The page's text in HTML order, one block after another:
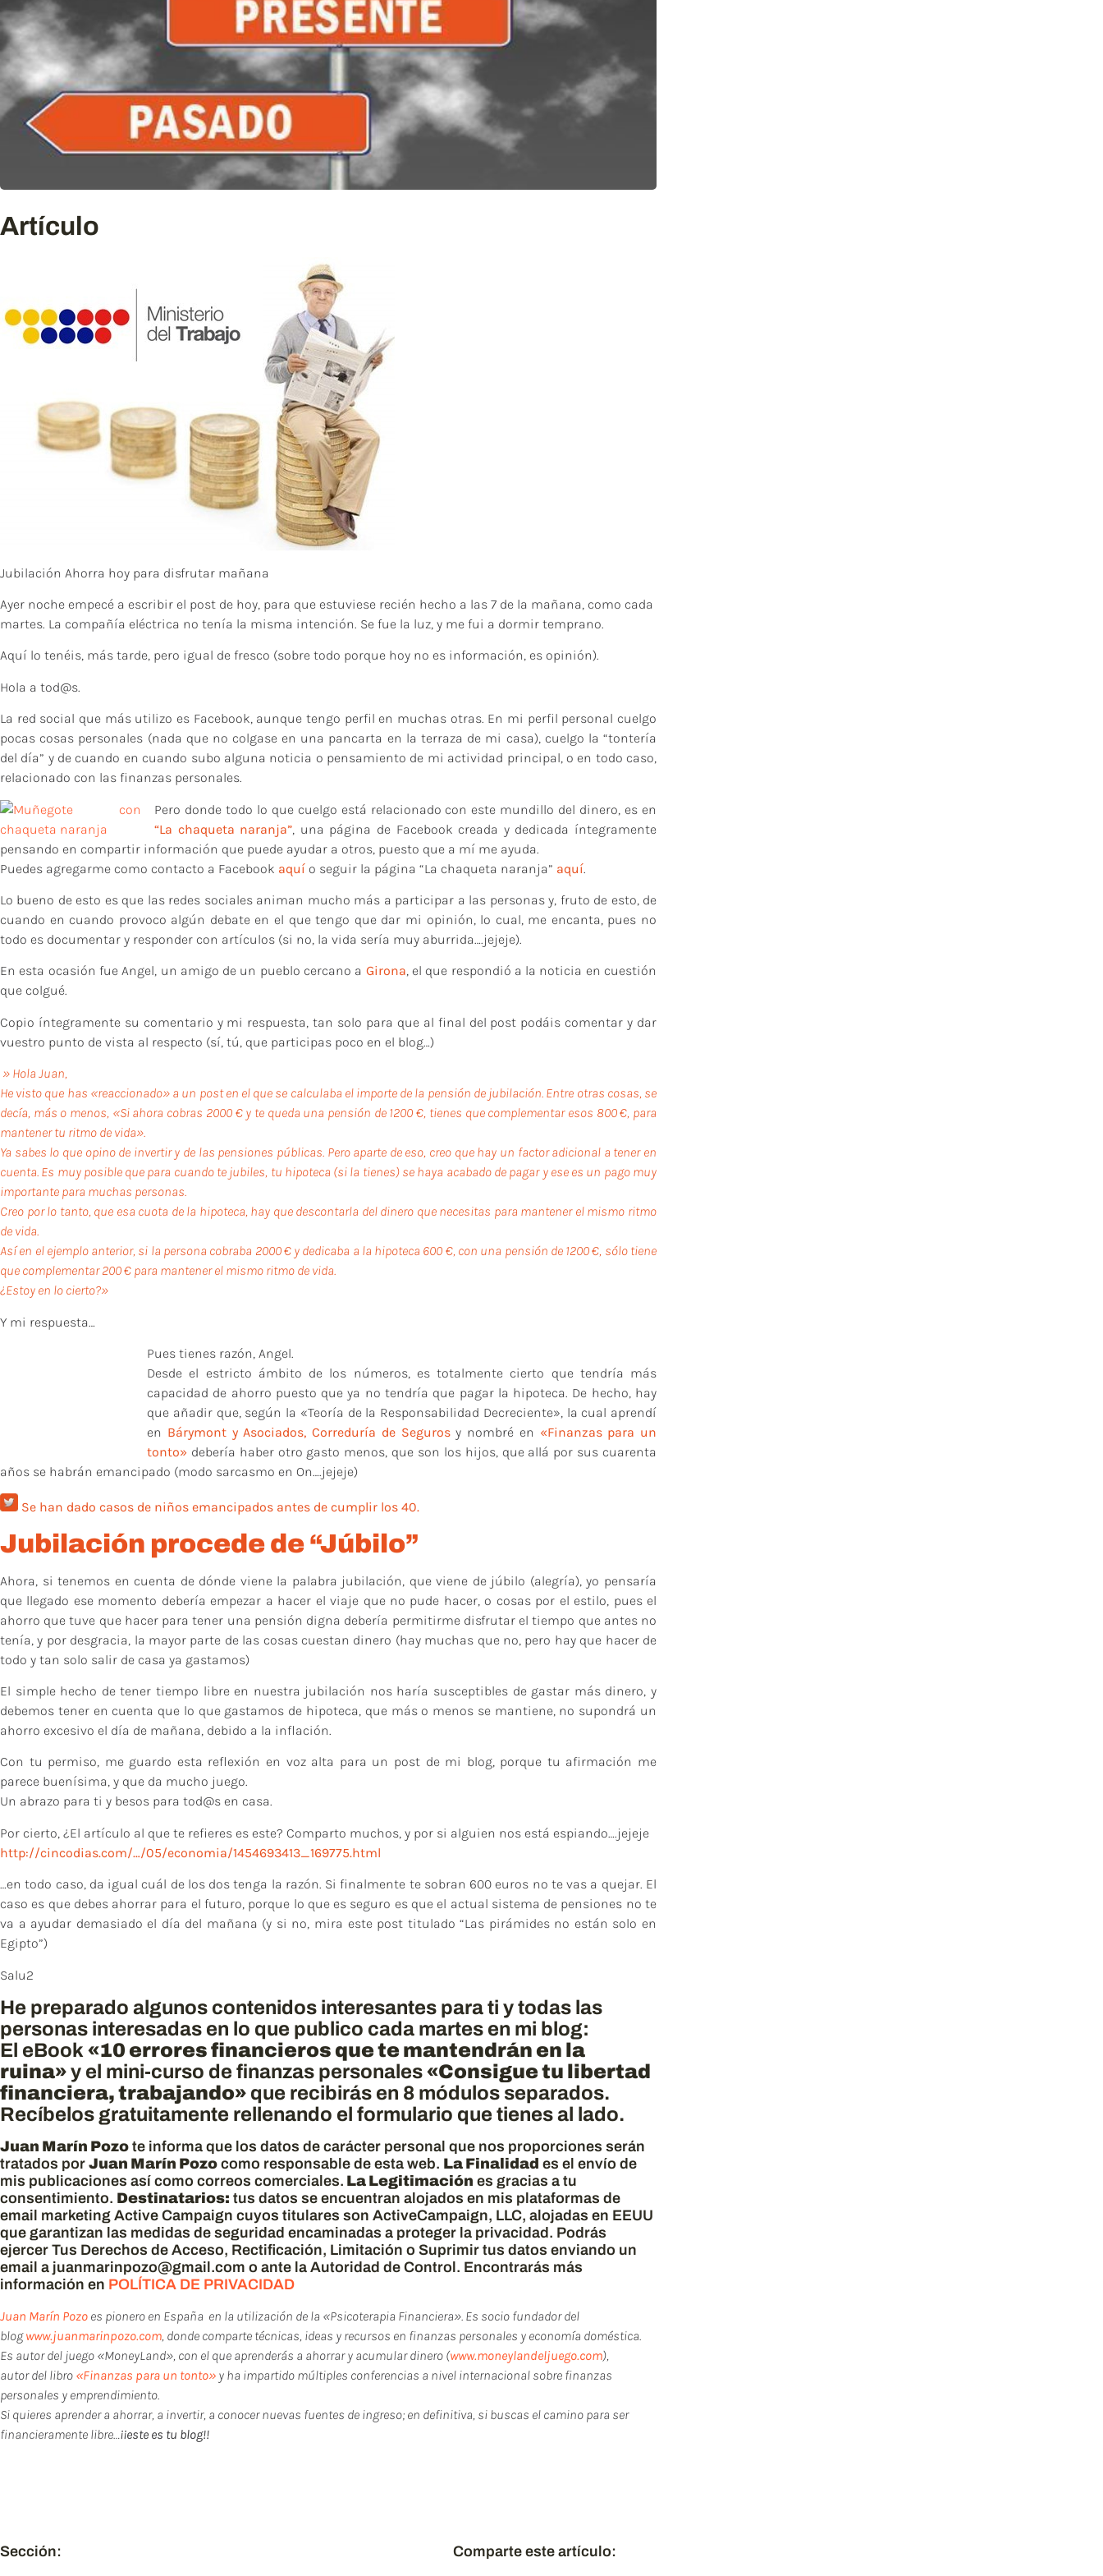
Artículo
Jubilación Ahorra hoy para disfrutar mañana
Ayer noche empecé a escribir el post de hoy, para que estuviese recién hecho a las 7 de la mañana, como cada
martes. La compañía eléctrica no tenía la misma intención. Se fue la luz, y me fui a dormir temprano.
Aquí lo tenéis, más tarde, pero igual de fresco (sobre todo porque hoy no es información, es opinión).
Hola a tod@s.
La red social que más utilizo es Facebook, aunque tengo perfil en muchas otras. En mi perfil personal cuelgo
pocas cosas personales (nada que no colgase en una pancarta en la terraza de mi casa), cuelgo la “tontería
del día” y de cuando en cuando subo alguna noticia o pensamiento de mi actividad principal, o en todo caso,
relacionado con las finanzas personales.
Pero donde todo lo que cuelgo está relacionado con este mundillo del dinero, es en
“La chaqueta naranja”, una página de Facebook creada y dedicada íntegramente
pensando en compartir información que puede ayudar a otros, puesto que a mí me ayuda.
Puedes agregarme como contacto a Facebook aquí o seguir la página “La chaqueta naranja” aquí.
Lo bueno de esto es que las redes sociales animan mucho más a participar a las personas y, fruto de esto, de
cuando en cuando provoco algún debate en el que tengo que dar mi opinión, lo cual, me encanta, pues no
todo es documentar y responder con artículos (si no, la vida sería muy aburrida….jejeje).
En esta ocasión fue Angel, un amigo de un pueblo cercano a Girona, el que respondió a la noticia en cuestión
que colgué.
Copio íntegramente su comentario y mi respuesta, tan solo para que al final del post podáis comentar y dar
vuestro punto de vista al respecto (sí, tú, que participas poco en el blog…)
» Hola Juan,
He visto que has «reaccionado» a un post en el que se calculaba el importe de la pensión de jubilación. Entre otras cosas, se
decía, más o menos, «Si ahora cobras 2000 € y te queda una pensión de 1200 €, tienes que complementar esos 800 €, para
mantener tu ritmo de vida».
Ya sabes lo que opino de invertir y de las pensiones públicas. Pero aparte de eso, creo que hay un factor adicional a tener en
cuenta. Es muy posible que para cuando te jubiles, tu hipoteca (si la tienes) se haya acabado de pagar y ese es un pago muy
importante para muchas personas.
Creo por lo tanto, que esa cuota de la hipoteca, hay que descontarla del dinero que necesitas para mantener el mismo ritmo
de vida.
Así en el ejemplo anterior, si la persona cobraba 2000 € y dedicaba a la hipoteca 600 €, con una pensión de 1200 €, sólo tiene
que complementar 200 € para mantener el mismo ritmo de vida.
¿Estoy en lo cierto?»
Y mi respuesta…
Pues tienes razón, Angel.
Desde el estricto ámbito de los números, es totalmente cierto que tendría más
capacidad de ahorro puesto que ya no tendría que pagar la hipoteca. De hecho, hay
que añadir que, según la «Teoría de la Responsabilidad Decreciente», la cual aprendí
en Bárymont y Asociados, Correduría de Segurosy nombré en «Finanzas para un
tonto» debería haber otro gasto menos, que son los hijos, que allá por sus cuarenta
años se habrán emancipado (modo sarcasmo en On….jejeje)
Se han dado casos de niños emancipados antes de cumplir los 40.
Jubilación procede de “Júbilo”
Ahora, si tenemos en cuenta de dónde viene la palabra jubilación, que viene de júbilo (alegría), yo pensaría
que llegado ese momento debería empezar a hacer el viaje que no pude hacer, o cosas por el estilo, pues el
ahorro que tuve que hacer para tener una pensión digna debería permitirme disfrutar el tiempo que antes no
tenía, y por desgracia, la mayor parte de las cosas cuestan dinero (hay muchas que no, pero hay que hacer de
todo y tan solo salir de casa ya gastamos)
El simple hecho de tener tiempo libre en nuestra jubilación nos haría susceptibles de gastar más dinero, y
debemos tener en cuenta que lo que gastamos de hipoteca, que más o menos se mantiene, no supondrá un
ahorro excesivo el día de mañana, debido a la inflación.
Con tu permiso, me guardo esta reflexión en voz alta para un post de mi blog, porque tu afirmación me
parece buenísima, y que da mucho juego.
Un abrazo para ti y besos para tod@s en casa.
Por cierto, ¿El artículo al que te refieres es este? Comparto muchos, y por si alguien nos está espiando….jejeje
http://cincodias.com/…/05/economia/1454693413_169775.html
…en todo caso, da igual cuál de los dos tenga la razón. Si finalmente te sobran 600 euros no te vas a quejar. El
caso es que debes ahorrar para el futuro, porque lo que es seguro es que el actual sistema de pensiones no te
va a ayudar demasiado el día del mañana (y si no, mira este post titulado “Las pirámides no están solo en
Egipto”)
Salu2
He preparado algunos contenidos interesantes para ti y todas las
personas interesadas en lo que publico cada martes en mi blog:
El eBook «10 errores financieros que te mantendrán en la
ruina»y el mini-curso de finanzas personales«Consigue tu libertad
financiera, trabajando» que recibirás en 8 módulos separados.
Recíbelos gratuitamente rellenando el formulario que tienes al lado.
Juan Marín Pozo te informa que los datos de carácter personal que nos proporciones serán
tratados por Juan Marín Pozo como responsable de esta web. La Finalidad es el envío de
mis publicaciones así como correos comerciales. La Legitimación es gracias a tu
consentimiento. Destinatarios: tus datos se encuentran alojados en mis plataformas de
email marketing Active Campaign cuyos titulares son ActiveCampaign, LLC, alojadas en EEUU
que garantizan las medidas de seguridad encaminadas a proteger la privacidad. Podrás
ejercer Tus Derechos de Acceso, Rectificación, Limitación o Suprimir tus datos enviando un
email a juanmarinpozo@gmail.com o ante la Autoridad de Control. Encontrarás más
información en POLÍTICA DE PRIVACIDAD
Juan Marín Pozo es pionero en España en la utilización de la «Psicoterapia Financiera». Es socio fundador del
blogwww.juanmarinpozo.com, donde comparte técnicas, ideas y recursos en finanzas personales y economía doméstica.
Es autor del juego «MoneyLand», con el que aprenderás a ahorrar y acumular dinero (www.moneylandeljuego.com),
autor del libro «Finanzas para un tonto» y ha impartido múltiples conferencias a nivel internacional sobre finanzas
personales y emprendimiento.
Si quieres aprender a ahorrar, a invertir, a conocer nuevas fuentes de ingreso; en definitiva, si buscas el camino para ser
financieramente libre…¡¡este es tu blog!!
Sección: Comparte este artículo: